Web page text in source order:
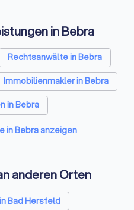
in Bebra
Rechtsanwälte in Bebra
Immobilienmakler in Bebra
in Bebra
in Bebra anzeigen
anderen Orten
Bad Hersfeld